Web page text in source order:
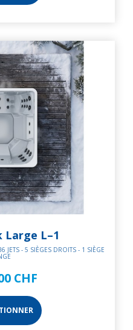
Large L–1
JETS - 5 SIÈGES DROITS - 1 SIÈGE
CHF